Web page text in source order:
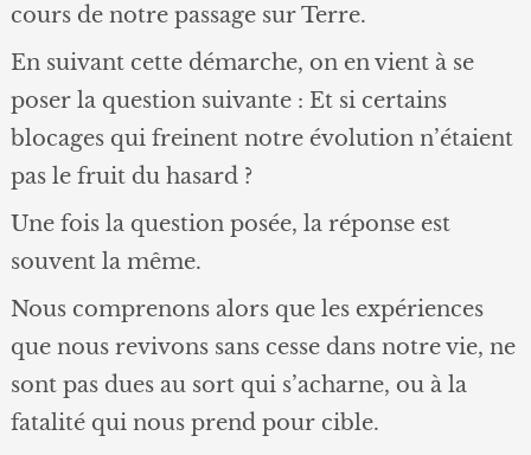
cours de notre passage sur Terre.
En suivant cette démarche, on en vient à se
poser la question suivante : Et si certains
blocages qui freinent notre évolution n’étaient
pas le fruit du hasard ?
Une fois la question posée, la réponse est
souvent la même.
Nous comprenons alors que les expériences
que nous revivons sans cesse dans notre vie, ne
sont pas dues au sort qui s’acharne, ou à la
fatalité qui nous prend pour cible.